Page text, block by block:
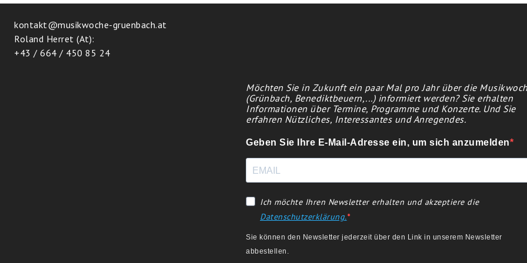
kontakt@musikwoche-gruenbach.at
Roland Herret (At):
+43 / 664 / 450 85 24
Möchten Sie in Zukunft ein paar Mal pro Jahr über die
(Grünbach, Benediktbeuern,...) informiert werden? Sie erhalten
Informationen über Termine, Programme und Konzerte. Und Sie
erfahren Nützliches, Interessantes und Anregendes.
Geben Sie Ihre E-Mail-Adresse ein, um sich anzumelden
Ich möchte Ihren Newsletter erhalten und akzeptiere die
Datenschutzerklärung.
Sie können den Newsletter jederzeit über den Link in unserem Newsletter
abbestellen.